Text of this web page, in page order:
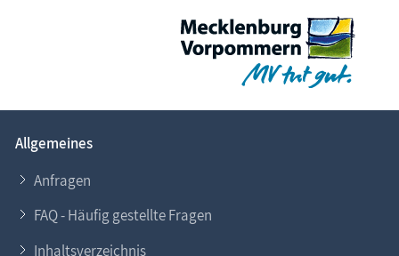
Allgemeines
Anfragen
FAQ - Häufig gestellte Fragen
Inhaltsverzeichnis